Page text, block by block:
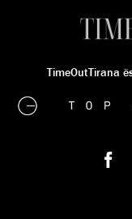
TimeOutTirana